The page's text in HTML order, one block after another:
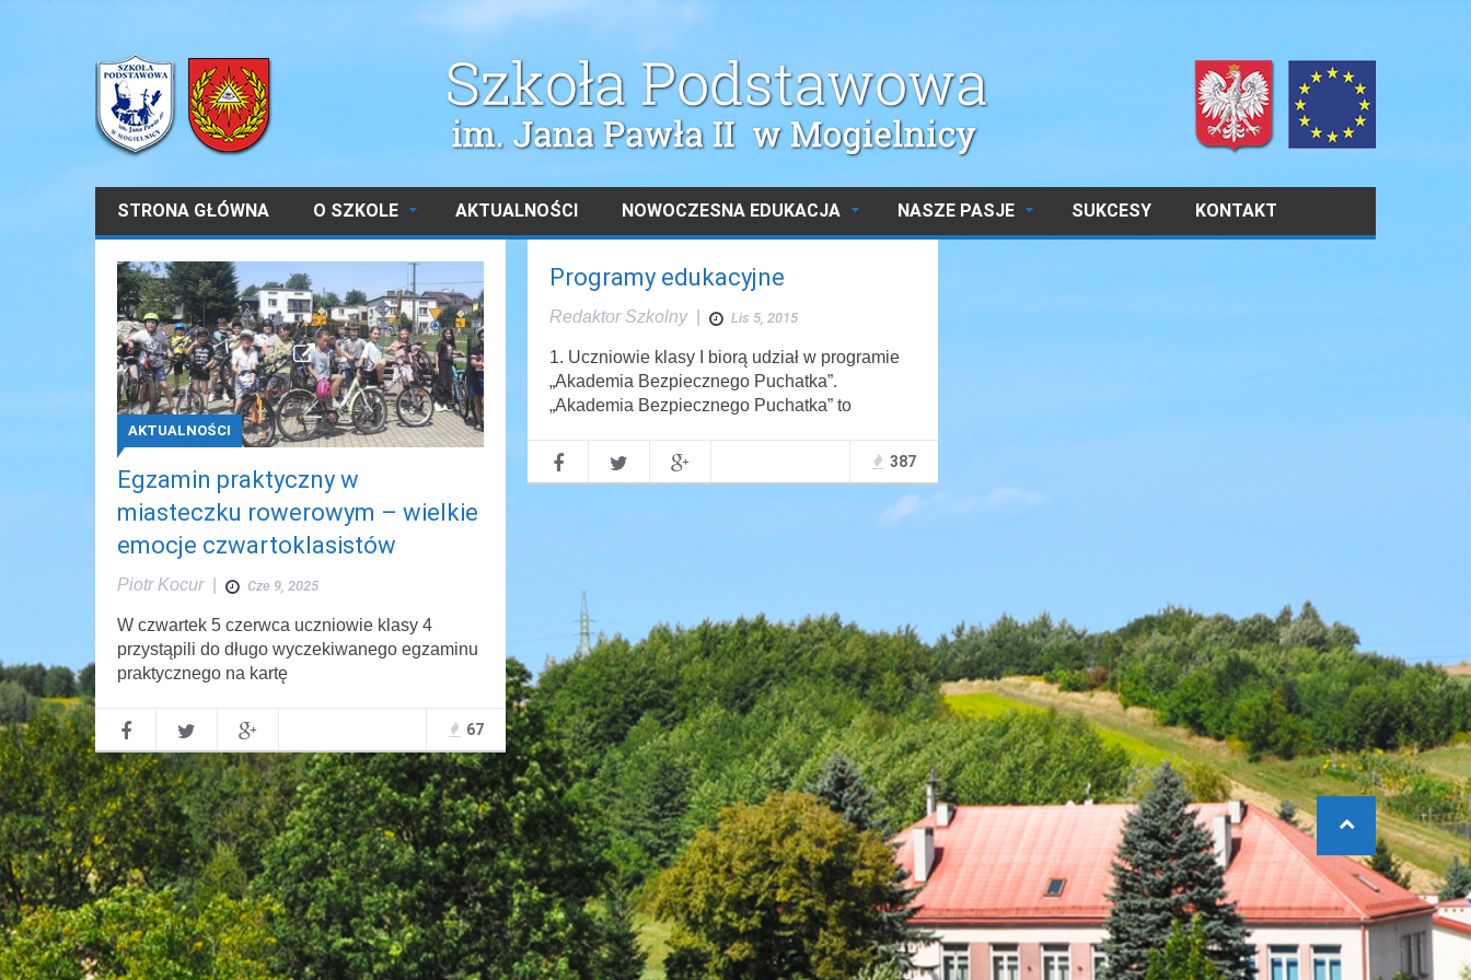
STRONA GŁÓWNA O SZKOLE AKTUALNOŚCI NOWOCZESNA EDUKACJA NASZE PASJE SUKCESY KONTAKT
AKTUALNOŚCI
Egzamin praktyczny w
miasteczku rowerowym – wielkie
emocje czwartoklasistów
Piotr Kocur| Cze 9, 2025
W czwartek 5 czerwca uczniowie klasy 4
przystąpili do długo wyczekiwanego egzaminu
praktycznego na kartę
67
Programy edukacyjne
Redaktor Szkolny| Lis 5, 2015
1. Uczniowie klasy I biorą udział w programie
„Akademia Bezpiecznego Puchatka”.
„Akademia Bezpiecznego Puchatka” to
387